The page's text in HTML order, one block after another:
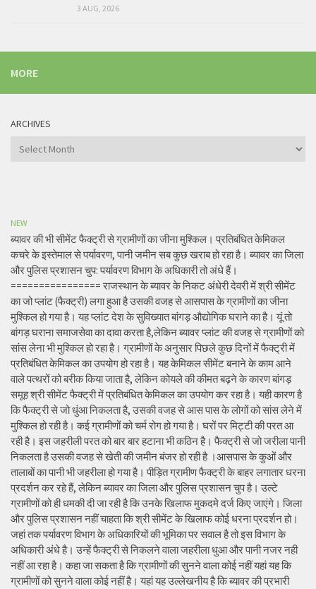
3 AUG, 2026
MORE
ARCHIVES
Archives
NEW
ब्यावर की भी सीमेंट फैक्ट्री से ग्रामीणों का जीना मुश्किल। प्रतिबंधित केमिकल
कचरे के इस्तेमाल से पर्यावरण, पानी जमीन सब कुछ खराब हो रहा है। ब्यावर का जिला
और पुलिस प्रशासन चुप: पर्यावरण विभाग के अधिकारी तो अंधे हैं।
================ राजस्थान के ब्यावर के निकट अंधेरी देवरी में श्री सीमेंट
का जो प्लांट (फैक्ट्री) लगा हुआ है उसकी वजह से आसपास के ग्रामीणों का जीना
मुश्किल हो गया है। यह प्लांट देश के सुविख्यात बांगड़ औद्योगिक घराने का है। यूं तो
बांगड़ घराना समाजसेवा का दावा करता है,लेकिन ब्यावर प्लांट की वजह से ग्रामीणों को
सांस लेना भी मुश्किल हो रहा है। ग्रामीणों के अनुसार पिछले कुछ दिनों में फैक्ट्री में
प्रतिबंधित केमिकल का उपयोग हो रहा है। यह केमिकल सीमेंट बनाने के काम आने
वाले पत्थरों को बरीक किया जाता है, लेकिन कोयले की कीमत बढ़ने के कारण बांगड़
समूह श्री सीमेंट फैक्ट्री में प्रतिबंधित केमिकल का उपयोग कर रहा है। यही कारण है
कि फैक्ट्री से जो धुंआ निकलता है, उसकी वजह से आस पास के लोगों को सांस लेने में
मुश्किल हो रही है। कई ग्रामीणों को चर्म रोग हो गया है। घरों पर मिट्टी की परत आ
रही है। इस जहरीली परत को बार बार हटाना भी कठिन है। फैक्ट्री से जो जरीला पानी
निकलता है उसकी वजह से खेती की जमीन बंजर हो रही है ।आसपास के कुओं और
तालाबों का पानी भी जहरीला हो गया है। पीड़ित ग्रामीण फैक्ट्री के बाहर लगातार धरना
प्रदर्शन कर रहे हैं, लेकिन ब्यावर का जिला और पुलिस प्रशासन चुप है। उल्टे
ग्रामीणों को ही धमकी दी जा रही है कि उनके खिलाफ मुकदमे दर्ज किए जाएंगे। जिला
और पुलिस प्रशासन नहीं चाहता कि श्री सीमेंट के खिलाफ कोई धरना प्रदर्शन हो।
जहां तक पर्यावरण विभाग के अधिकारियों की भूमिका पर सवाल है तो इस विभाग के
अधिकारी अंधे है। उन्हें फैक्ट्री से निकलने वाला जहरीला धुआ और पानी नजर नही
नहीं आ रहा है। कहा जा सकता है कि ग्रामीणों की सुनने वाला कोई नहीं यहां यह कि
ग्रामीणों को सुनने वाला कोई नहीं है। यहां यह उल्लेखनीय है कि ब्यावर की प्रभारी